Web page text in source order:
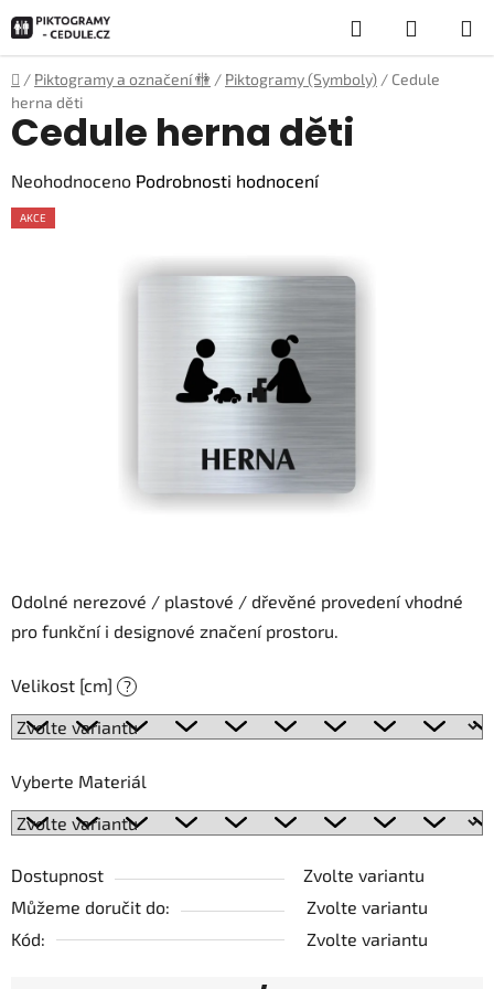
na
obsah
Hledat
KOŠÍK
Domů
/ Piktogramy a označení 🚻 / Piktogramy (Symboly) / Cedule
herna děti
Odolné nerezové / plastové / dřevěné provedení vhodné
pro funkční i designové značení prostoru.
Velikost [cm] ?
Vyberte Materiál
Dostupnost
Zvolte variantu
Můžeme doručit do:
Zvolte variantu
Kód:
Zvolte variantu
Cedule herna děti
Průměrné
hodnocení
Neohodnoceno Podrobnosti hodnocení
AKCE